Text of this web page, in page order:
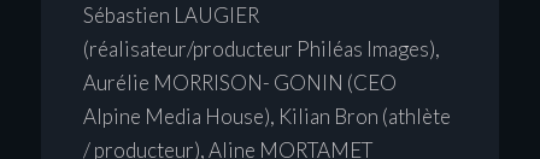
Sébastien LAUGIER
(réalisateur/producteur Philéas Images),
Aurélie MORRISON- GONIN (CEO
Alpine Media House), Kilian Bron (athlète
/ producteur), Aline MORTAMET